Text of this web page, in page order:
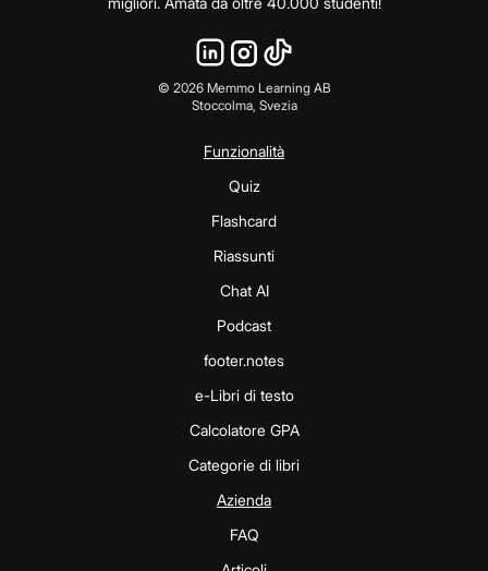
© 2026Memmo Learning AB
Stoccolma, Svezia
Funzionalità
Quiz
Flashcard
Riassunti
Chat AI
Podcast
footer.notes
e-Libri di testo
Calcolatore GPA
Categorie di libri
Azienda
FAQ